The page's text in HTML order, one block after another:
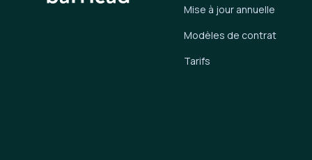
Mise à jour annuelle
Modèles de contrat
Tarifs